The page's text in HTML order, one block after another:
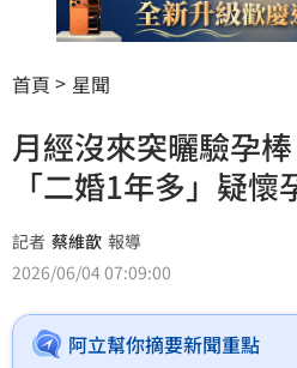
首頁 星聞
月經沒來突曬驗孕
「二婚1年多」疑
記者 蔡維歆 報導
2026/06/04 07:09:00
阿立幫你摘要新聞重點